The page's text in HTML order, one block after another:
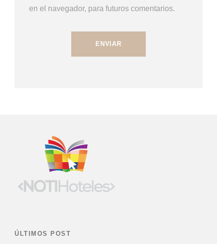
en el navegador, para futuros comentarios.
ÚLTIMOS POST